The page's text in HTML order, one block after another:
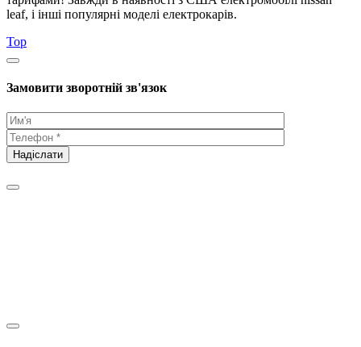
leaf, і інші популярні моделі електрокарів.
Top
Замовити зворотній зв'язок